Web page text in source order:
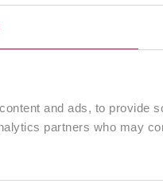
and ads, to provide
partners who may